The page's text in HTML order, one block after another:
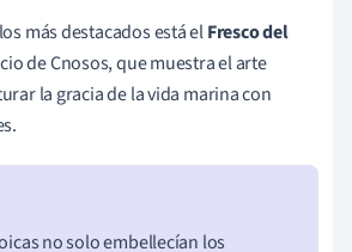
más destacados está elFresco del
de Cnosos, que muestra el arte
la gracia de la vida marina con
no solo embellecían los